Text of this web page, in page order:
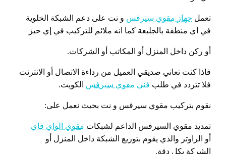
تعمل جهاز مقوي سيرفس و نت على دعم الشبكة الخلوية
في اي منطقة بالجليعة كما انه ملائم للتركيب في إي حيز
أو ركن داخل المنزل أو المكاتب أو الشركات.
فاذا كنت تعاني صديقي العميل من رداءة الاتصال أو الانترنت
فلا تتردد في طلب فني مقوي سيرفس الكويت.
نقوم بتركيب مقوي سيرفس و نت بحيث نعمل على:
تمديد مقوي السيرفس الداعم لشبكات مقوي الواي فاي
أو الراوتر والذي يقوم بتوزيع الشبكة داخل المنزل أو
الشركة بكل دقة.